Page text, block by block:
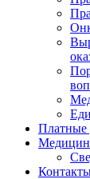
Платные